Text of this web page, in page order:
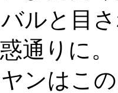
ルと目
通りに。
ンはこ